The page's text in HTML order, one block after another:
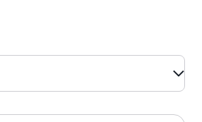
를 사용하여 SQL 문 튜닝이
있습니다.
이 성능 지표를 자동으로 수집하고